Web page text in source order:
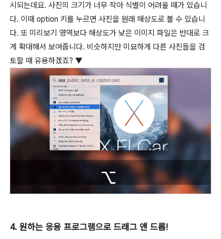
시되는데요. 사진의 크기가 너무 작아 식별이 어려울 때가 있습니
다. 이때 option 키를 누르면 사진을 원래 해상도로 볼 수 있습니
다. 또 미리보기 영역보다 해상도가 낮은 이미지 파일은 반대로 크
게 확대해서 보여줍니다. 비슷하지만 미묘하게 다른 사진들을 검
토할 때 유용하겠죠? ▼
4. 원하는 응용 프로그램으로 드래그 앤 드롭!